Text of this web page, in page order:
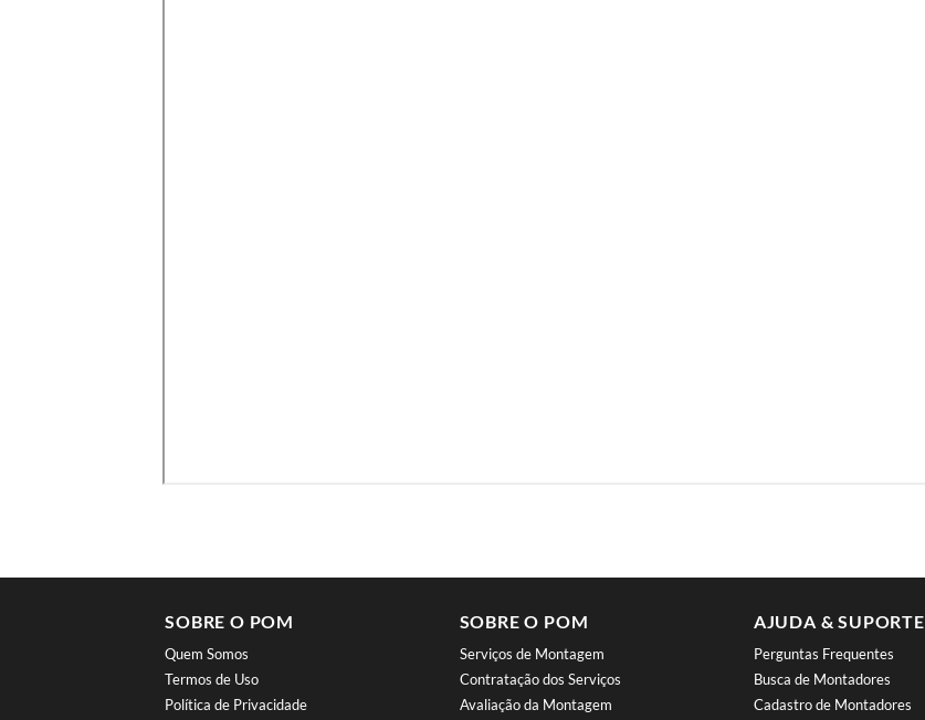
SOBRE O POM
Quem Somos
Termos de Uso
Política de Privacidade
SOBRE O POM
Serviços de Montagem
Contratação dos Serviços
Avaliação da Montagem
AJUDA & SUPORTE
Perguntas Frequentes
Busca de Montadores
Cadastro de Montadores